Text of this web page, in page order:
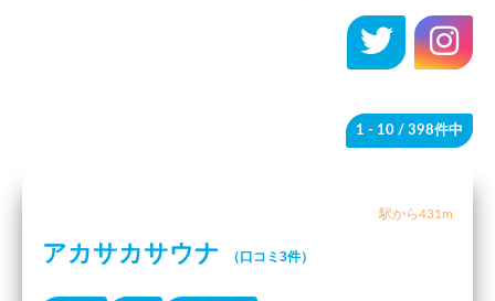
1 - 10 / 398件中
駅から431m
アカサカサウナ （口コミ3件）